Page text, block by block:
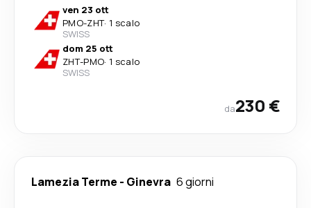
ven 23 ott
PMO-ZHT· 1 scalo
SWISS
dom 25 ott
ZHT-PMO· 1 scalo
SWISS
da230 €
Lamezia Terme - Ginevra 6 giorni